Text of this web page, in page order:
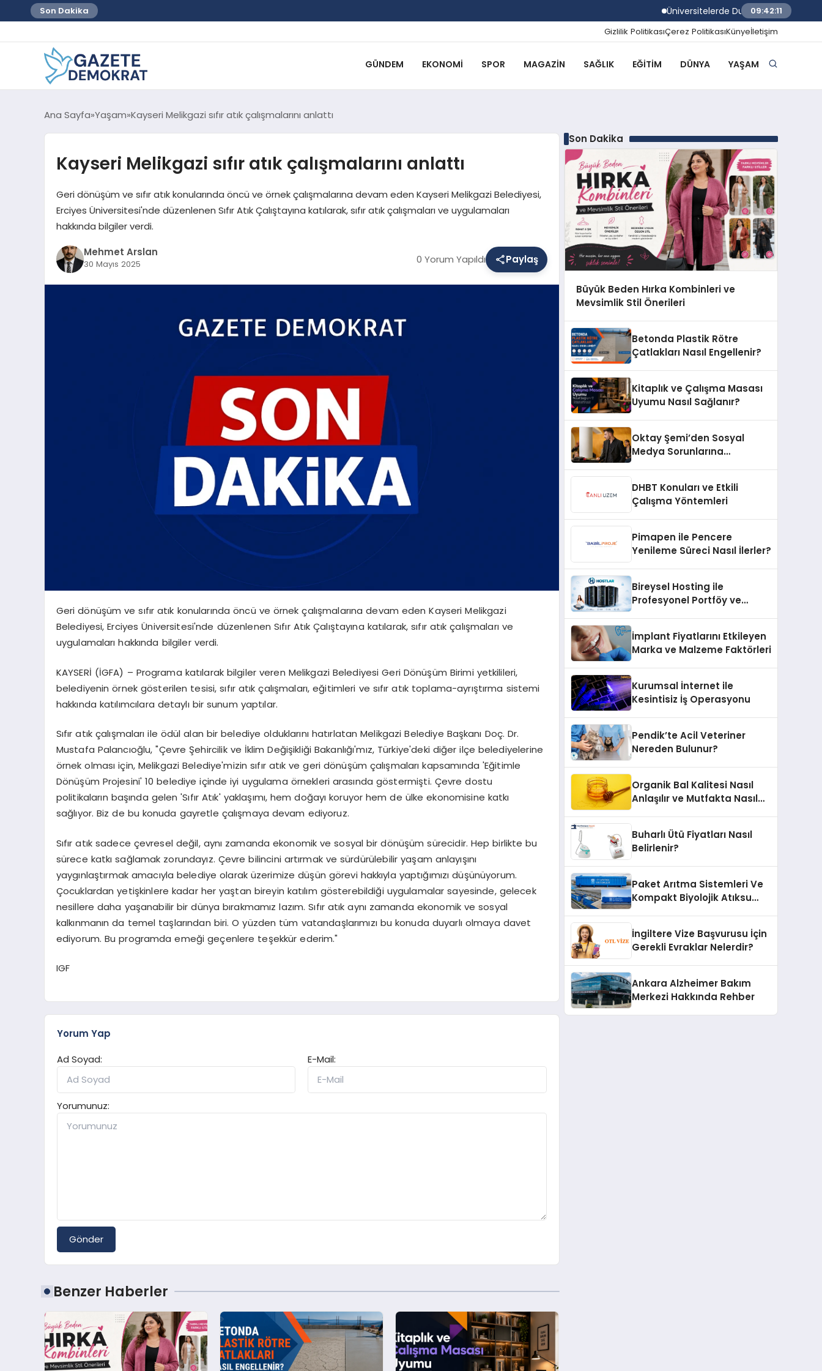
Son Dakika Üniversitelerde Dumansız Kampüs
09:42:12
Gizlilik PolitikasıÇerez PolitikasıKünyeİletişim
GÜNDEM EKONOMI SPOR MAGAZIN SAĞLIK EĞITIM DÜNYA YAŞAM
Ana Sayfa Yaşam Kayseri Melikgazi sıfır atık çalışmalarını anlattı
Kayseri Melikgazi sıfır atık çalışmalarını anlattı
Geri dönüşüm ve sıfır atık konularında öncü ve örnek çalışmalarına devam eden Kayseri Melikgazi Belediyesi,
Erciyes Üniversitesi'nde düzenlenen Sıfır Atık Çalıştayına katılarak, sıfır atık çalışmaları ve uygulamaları
hakkında bilgiler verdi.
Mehmet Arslan
30 Mayıs 2025 0 Yorum Yapıldı Paylaş
Geri dönüşüm ve sıfır atık konularında öncü ve örnek çalışmalarına devam eden Kayseri Melikgazi
Belediyesi, Erciyes Üniversitesi'nde düzenlenen Sıfır Atık Çalıştayına katılarak, sıfır atık çalışmaları ve
uygulamaları hakkında bilgiler verdi.
KAYSERİ (İGFA) – Programa katılarak bilgiler veren Melikgazi Belediyesi Geri Dönüşüm Birimi yetkilileri,
belediyenin örnek gösterilen tesisi, sıfır atık çalışmaları, eğitimleri ve sıfır atık toplama-ayrıştırma sistemi
hakkında katılımcılara detaylı bir sunum yaptılar.
Sıfır atık çalışmaları ile ödül alan bir belediye olduklarını hatırlatan Melikgazi Belediye Başkanı Doç. Dr.
Mustafa Palancıoğlu, "Çevre Şehircilik ve İklim Değişikliği Bakanlığı'mız, Türkiye'deki diğer ilçe belediyelerine
örnek olması için, Melikgazi Belediye'mizin sıfır atık ve geri dönüşüm çalışmaları kapsamında 'Eğitimle
Dönüşüm Projesini' 10 belediye içinde iyi uygulama örnekleri arasında göstermişti. Çevre dostu
politikaların başında gelen 'Sıfır Atık' yaklaşımı, hem doğayı koruyor hem de ülke ekonomisine katkı
sağlıyor. Biz de bu konuda gayretle çalışmaya devam ediyoruz.
Sıfır atık sadece çevresel değil, aynı zamanda ekonomik ve sosyal bir dönüşüm sürecidir. Hep birlikte bu
sürece katkı sağlamak zorundayız. Çevre bilincini artırmak ve sürdürülebilir yaşam anlayışını
yaygınlaştırmak amacıyla belediye olarak üzerimize düşün görevi hakkıyla yaptığımızı düşünüyorum.
Çocuklardan yetişkinlere kadar her yaştan bireyin katılım gösterebildiği uygulamalar sayesinde, gelecek
nesillere daha yaşanabilir bir dünya bırakmamız lazım. Sıfır atık aynı zamanda ekonomik ve sosyal
kalkınmanın da temel taşlarından biri. O yüzden tüm vatandaşlarımızı bu konuda duyarlı olmaya davet
ediyorum. Bu programda emeği geçenlere teşekkür ederim."
IGF
Yorum Yap
Ad Soyad:
E-Mail:
Yorumunuz:
Gönder
Benzer Haberler
Son Dakika
Büyük Beden Hırka Kombinleri ve
Mevsimlik Stil Önerileri
Betonda Plastik Rötre
Çatlakları Nasıl Engellenir?
Kitaplık ve Çalışma Masası
Uyumu Nasıl Sağlanır?
Oktay Şemi’den Sosyal
Medya Sorunlarına
DHBT Konuları ve Etkili
Çalışma Yöntemleri
Pimapen ile Pencere
Yenileme Süreci Nasıl İlerler?
Bireysel Hosting ile
Profesyonel Portföy ve
İmplant Fiyatlarını Etkileyen
Marka ve Malzeme Faktörleri
Kurumsal İnternet ile
Kesintisiz İş Operasyonu
Pendik’te Acil Veteriner
Nereden Bulunur?
Organik Bal Kalitesi Nasıl
Anlaşılır ve Mutfakta Nasıl
Buharlı Ütü Fiyatları Nasıl
Belirlenir?
Paket Arıtma Sistemleri Ve
Kompakt Biyolojik Atıksu
İngiltere Vize Başvurusu İçin
Gerekli Evraklar Nelerdir?
Ankara Alzheimer Bakım
Merkezi Hakkında Rehber